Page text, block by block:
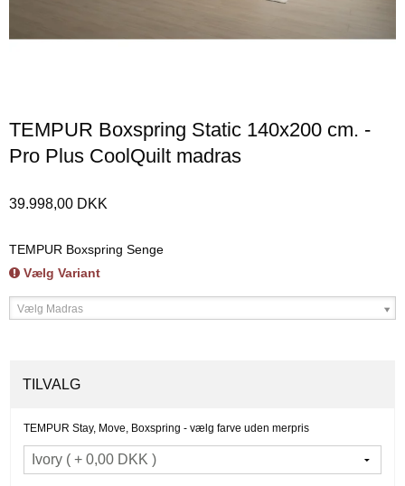
TEMPUR Boxspring Static 140x200 cm. -
Pro Plus CoolQuilt madras
39.998,00 DKK
TEMPUR Boxspring Senge
Vælg Variant
Vælg Madras
TILVALG
TEMPUR Stay, Move, Boxspring - vælg farve uden merpris